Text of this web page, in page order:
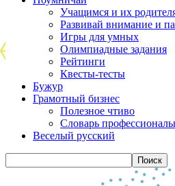
Учащимся и их
Развивай внимание и
Игры для умных
Олимпиадные задания
Рейтинги
Квесты-тесты
Бужур
Грамотный бизнес
Полезное чтиво
Словарь
Веселый русский